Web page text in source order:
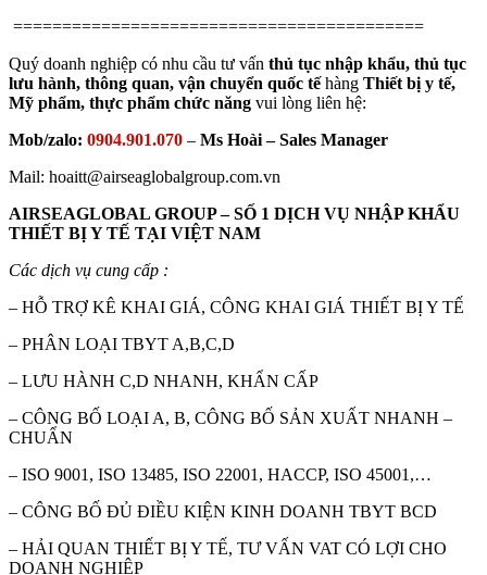
==========================================
Quý doanh nghiệp có nhu cầu tư vấn thủ tục nhập khẩu, thủ tục
lưu hành, thông quan, vận chuyển quốc tếhàng Thiết bị y tế,
Mỹ phẩm, thực phẩm chức năng vui lòng liên hệ:
Mob/zalo: 0904.901.070 – Ms Hoài – Sales Manager
Mail: hoaitt@airseaglobalgroup.com.vn
AIRSEAGLOBAL GROUP – SỐ 1 DỊCH VỤ NHẬP KHẨU
THIẾT BỊ Y TẾ TẠI VIỆT NAM
Các dịch vụ cung cấp :
– HỖ TRỢ KÊ KHAI GIÁ, CÔNG KHAI GIÁ THIẾT BỊ Y TẾ
– PHÂN LOẠI TBYT A,B,C,D
– LƯU HÀNH C,D NHANH, KHẨN CẤP
– CÔNG BỐ LOẠI A, B, CÔNG BỐ SẢN XUẤT NHANH –
CHUẨN
– ISO 9001, ISO 13485, ISO 22001, HACCP, ISO 45001,…
– CÔNG BỐ ĐỦ ĐIỀU KIỆN KINH DOANH TBYT BCD
– HẢI QUAN THIẾT BỊ Y TẾ, TƯ VẤN VAT CÓ LỢI CHO
DOANH NGHIỆP